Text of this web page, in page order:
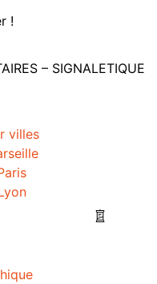
!
– SIGNALETIQUE
villes